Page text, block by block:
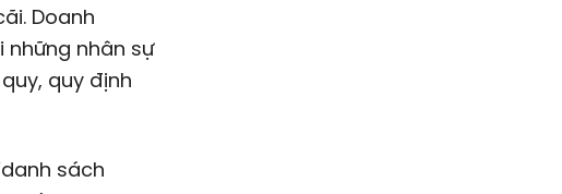
Doanh
những nhân sự
quy định
sách